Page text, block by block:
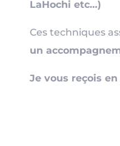
LaHochi etc…)
Ces techniques
un
Je vous reçois